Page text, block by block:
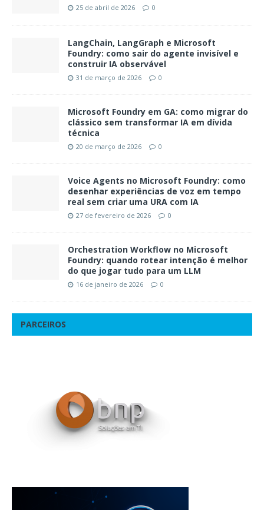
25 de abril de 2026 0
LangChain, LangGraph e Microsoft
Foundry: como sair do agente invisível e
construir IA observável
31 de março de 2026 0
Microsoft Foundry em GA: como migrar do
clássico sem transformar IA em dívida
técnica
20 de março de 2026 0
Voice Agents no Microsoft Foundry: como
desenhar experiências de voz em tempo
real sem criar uma URA com IA
27 de fevereiro de 2026 0
Orchestration Workflow no Microsoft
Foundry: quando rotear intenção é melhor
do que jogar tudo para um LLM
16 de janeiro de 2026 0
PARCEIROS